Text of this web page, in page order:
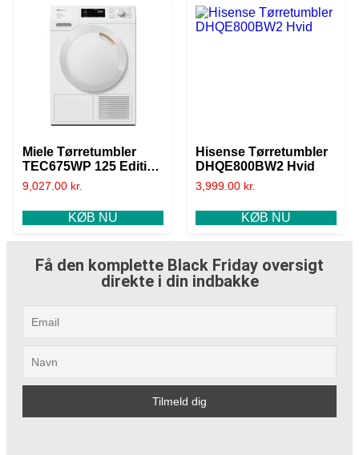
Miele Tørretumbler
TEC675WP 125 Edition
8 kg Hvid
9,027.00 kr.
KØB NU
Hisense Tørretumbler
DHQE800BW2 Hvid
3,999.00 kr.
KØB NU
Få den komplette Black Friday oversigt
direkte i din indbakke